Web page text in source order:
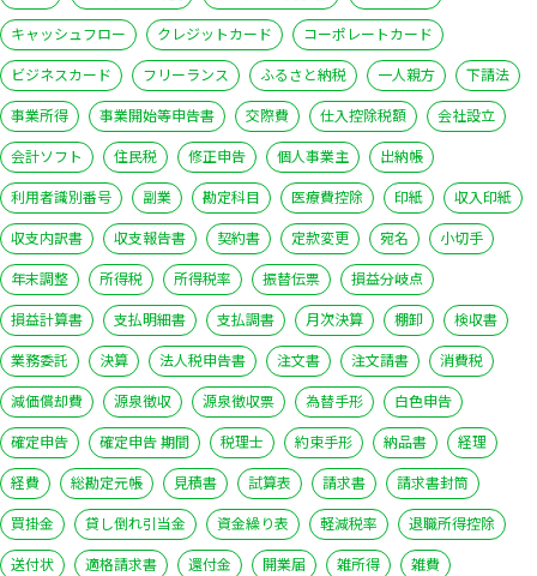
キャッシュフロー
クレジットカード
コーポレートカード
ビジネスカード
フリーランス ふるさと納税 一人親方
下請法
事業所得
事業開始等申告書 交際費 仕入控除税額
会社設立
会計ソフト
住民税 修正申告 個人事業主
出納帳
利用者識別番号
副業 勘定科目 医療費控除 印紙
収入印紙
収支内訳書
収支報告書 契約書 定款変更 宛名
小切手
年末調整
所得税 所得税率 振替伝票
損益分岐点
損益計算書
支払明細書 支払調書 月次決算 棚卸
検収書
業務委託
決算 法人税申告書 注文書 注文請書
消費税
減価償却費
源泉徴収 源泉徴収票 為替手形
白色申告
確定申告
確定申告 期間 税理士 約束手形 納品書
経理
経費
総勘定元帳 見積書 試算表 請求書
請求書封筒
買掛金
貸し倒れ引当金 資金繰り表 軽減税率
退職所得控除
送付状
適格請求書 還付金 開業届 雑所得
雑費